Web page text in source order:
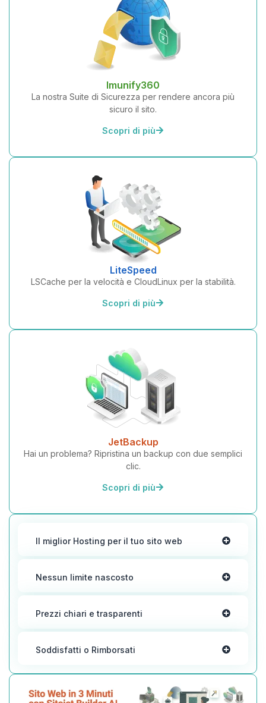
Imunify360
La nostra Suite di Sicurezza per rendere ancora più
sicuro il sito.
Scopri di più
LiteSpeed
LSCache per la velocità e CloudLinux per la stabilità.
Scopri di più
JetBackup
Hai un problema? Ripristina un backup con due semplici
clic.
Scopri di più
Il miglior Hosting per il tuo sito web
Nessun limite nascosto
Prezzi chiari e trasparenti
Soddisfatti o Rimborsati